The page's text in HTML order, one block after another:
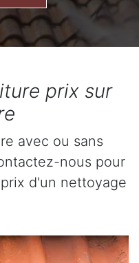
prix sur
avec ou sans
nous pour
d'un nettoyage